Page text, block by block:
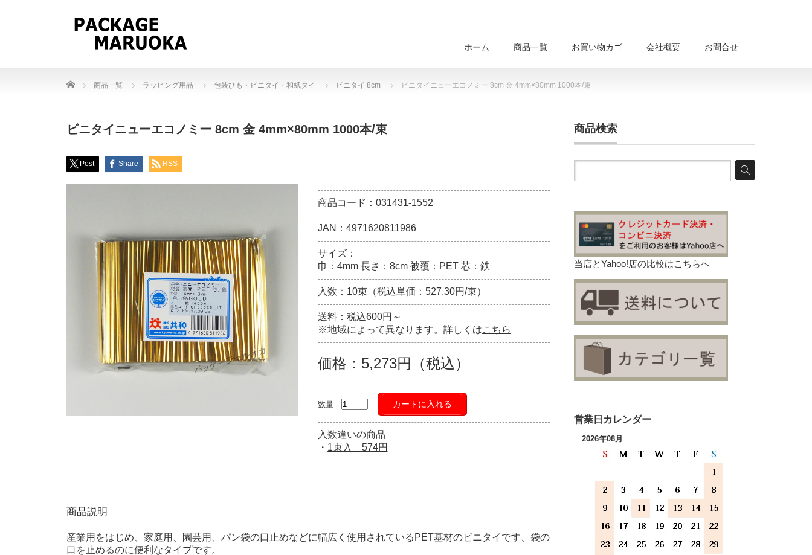
ホーム 商品一覧 お買い物カゴ 会社概要 お問合せ
Home 商品一覧 ラッピング用品 包装ひも・ビニタイ・和紙タイ ビニタイ 8cm ビニタイニューエコノミー 8cm 金 4mm×80mm 1000本/束
ビニタイニューエコノミー 8cm 金 4mm×80mm 1000本/束
Post Share RSS
商品コード：031431-1552
JAN：4971620811986
サイズ：
巾：4mm 長さ：8cm 被覆：PET 芯：鉄
入数：10束（税込単価：527.30円/束）
送料：税込600円～
※地域によって異なります。詳しくはこちら
価格：5,273円（税込）
数量 カートに入れる
入数違いの商品
・ 1束入 574円
商品説明
産業用をはじめ、家庭用、園芸用、パン袋の口止めなどに幅広く使用されているPET基材のビニタイです、袋の
口を止めるのに便利なタイプです。
商品検索
当店とYahoo!店の比較はこちらへ
営業日カレンダー
2026年08月